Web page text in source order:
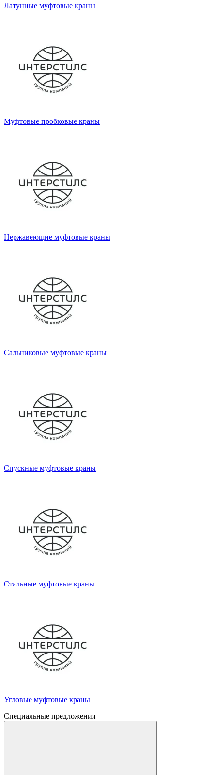
Латунные муфтовые краны
Муфтовые пробковые краны
Нержавеющие муфтовые краны
Сальниковые муфтовые краны
Спускные муфтовые краны
Стальные муфтовые краны
Угловые муфтовые краны
Специальные предложения